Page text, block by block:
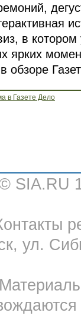
в
ярких
обзоре
в Газете Дело
SIA.RU
ул.